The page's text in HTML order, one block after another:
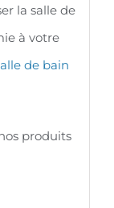
la salle de
à votre
de bain
produits